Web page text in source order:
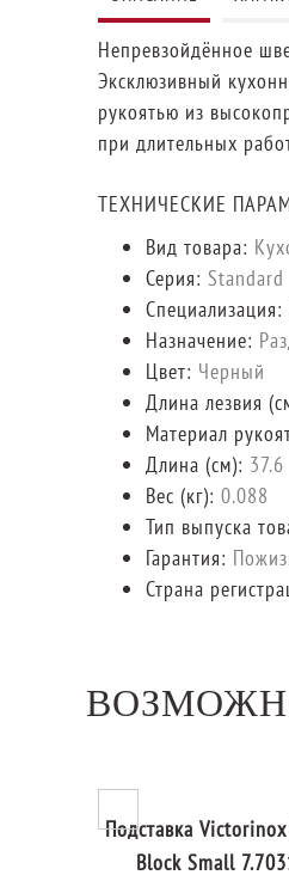
Непревзойдённое
Эксклюзивный
рукоятью из
при длительных
ТЕХНИЧЕСКИЕ
Вид товара:
Серия: Standard
Специализация:
Назначение:
Цвет: Черный
Длина лезвия
Материал
Длина (cм): 37.6
Вес (кг): 0.088
Тип выпуска
Гарантия:
Страна